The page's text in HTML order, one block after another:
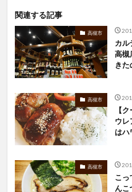
関連する記事
高槻市
カル
高槻
きた
高槻市
【
ウレ
はハ
高槻市
こっ
んこ